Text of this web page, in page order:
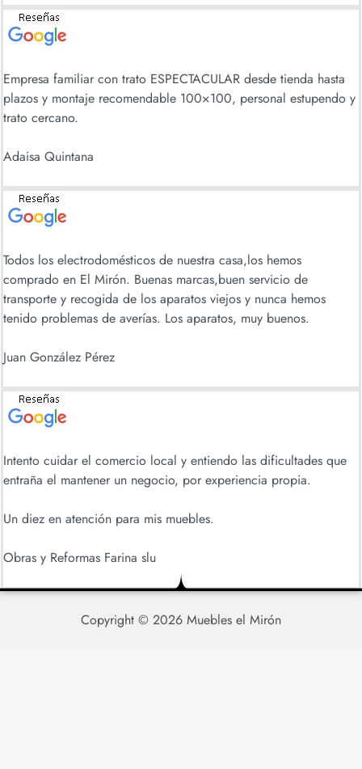
Empresa familiar con trato ESPECTACULAR desde tienda hasta
plazos y montaje recomendable 100×100, personal estupendo y
trato cercano.
Adaisa Quintana
Todos los electrodomésticos de nuestra casa,los hemos
comprado en El Mirón. Buenas marcas,buen servicio de
transporte y recogida de los aparatos viejos y nunca hemos
tenido problemas de averías. Los aparatos, muy buenos.
Juan González Pérez
Intento cuidar el comercio local y entiendo las dificultades que
entraña el mantener un negocio, por experiencia propia.
Un diez en atención para mis muebles.
Obras y Reformas Farina slu
Copyright © 2026 Muebles el Mirón